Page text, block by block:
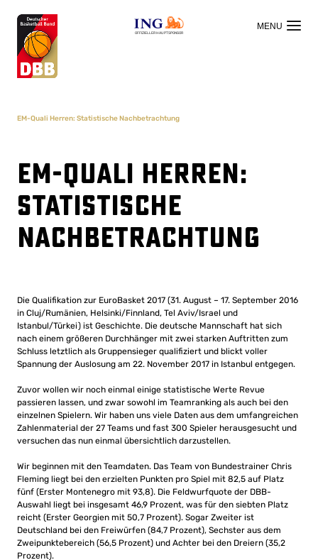
OFFIZIELLER HAUPTSPONSOR
EM-Quali Herren: Statistische Nachbetrachtung
EM-Quali Herren:
Statistische
Nachbetrachtung
Die Qualifikation zur EuroBasket 2017 (31. August – 17. September 2016
in Cluj/Rumänien, Helsinki/Finnland, Tel Aviv/Israel und
Istanbul/Türkei) ist Geschichte. Die deutsche Mannschaft hat sich
nach einem größeren Durchhänger mit zwei starken Auftritten zum
Schluss letztlich als Gruppensieger qualifiziert und blickt voller
Spannung der Auslosung am 22. November 2017 in Istanbul entgegen.
Zuvor wollen wir noch einmal einige statistische Werte Revue
passieren lassen, und zwar sowohl im Teamranking als auch bei den
einzelnen Spielern. Wir haben uns viele Daten aus dem umfangreichen
Zahlenmaterial der 27 Teams und fast 300 Spieler herausgesucht und
versuchen das nun einmal übersichtlich darzustellen.
Wir beginnen mit den Teamdaten. Das Team von Bundestrainer Chris
Fleming liegt bei den erzielten Punkten pro Spiel mit 82,5 auf Platz
fünf (Erster Montenegro mit 93,8). Die Feldwurfquote der DBB-
Auswahl liegt bei insgesamt 46,9 Prozent, was für den siebten Platz
reicht (Erster Georgien mit 50,7 Prozent). Sogar Zweiter ist
Deutschland bei den Freiwürfen (84,7 Prozent), Sechster aus dem
Zweipunktebereich (56,5 Prozent) und Achter bei den Dreiern (35,2
Prozent).